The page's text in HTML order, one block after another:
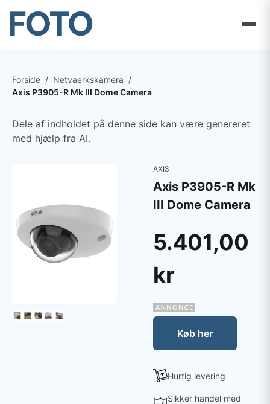
Forside / Netvaerkskamera /
Axis P3905-R Mk III Dome Camera
Dele af indholdet på denne side kan være genereret
med hjælp fra AI.
AXIS
Axis P3905-R Mk
III Dome Camera
5.401,00
kr
Køb her
Hurtig levering
Sikker handel med